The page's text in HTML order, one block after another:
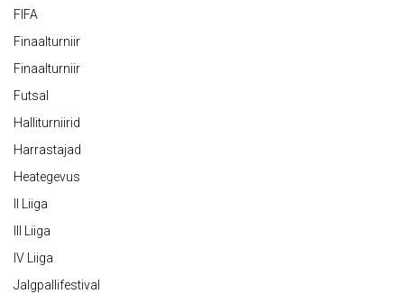
FIFA
Finaalturniir
Finaalturniir
Futsal
Halliturniirid
Harrastajad
Heategevus
II Liiga
III Liiga
IV Liiga
Jalgpallifestival